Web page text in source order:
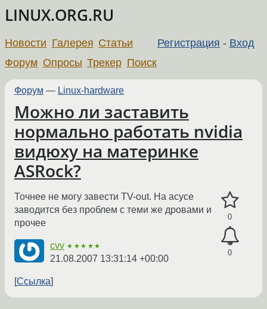
LINUX.ORG.RU
Регистрация - Вход
Новости Галерея Статьи
Форум Опросы Трекер Поиск
Форум — Linux-hardware
Можно ли заставить
нормально работать nvidia
видюху на материнке
ASRock?
0
0
Точнее не могу завести TV-out. На асусе
заводится без проблем с теми же дровами и
прочее
cvv ★★★★★
21.08.2007 13:31:14 +00:00
Ссылка